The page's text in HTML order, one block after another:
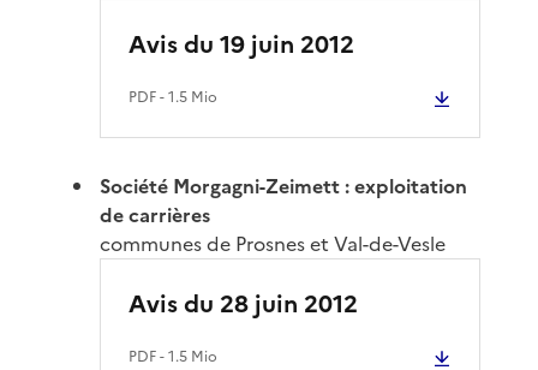
Avis du 19 juin 2012
PDF- 1.5 Mio
Société Morgagni-Zeimett : exploitation
de carrières
communes de Prosnes et Val-de-Vesle
Avis du 28 juin 2012
PDF- 1.5 Mio